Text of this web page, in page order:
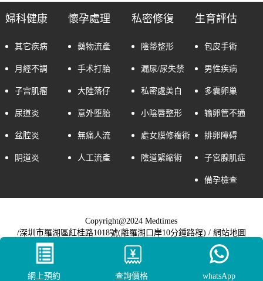
網上預約 查詢價格 whatsApp
婦科健康
其它疾病
月經不調
子宫肌瘤
尿道炎
盆腔炎
阴道炎
懷孕處理
藥物流產
手术打胎
大陸落仔
意外堕胎
無痛人流
人工流產
私密修復
陰蒂整形
漏尿/尿失禁
私密處美白
小陰唇整形
處女膜修複術
陰道緊縮術
生育評估
包皮手術
男性疾病
多囊卵巢
输卵管不通
排卵障碍
子宮腺肌症
備孕檢查
Copyright@2024 Medtimes
/深圳市羅湖區紅桂路1018號(離羅湖口岸10分鍾路程) / 網站地圖